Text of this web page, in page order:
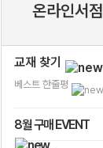
온라인서점
교재 찾기
베스트 한줄평
8월 구매 EVENT